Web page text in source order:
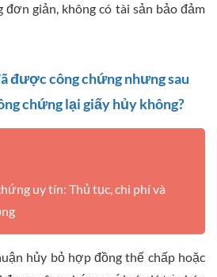
đơn giản, không có tài sản bảo đảm
được công chứng nhưng sau
chứng lại giấy hủy không?
uy tín: Thủ tục, chi phí và
hủy bỏ hợp đồng thế chấp hoặc